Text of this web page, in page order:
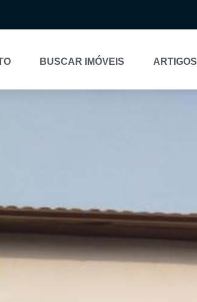
BUSCAR IMÓVEIS ARTIGOS